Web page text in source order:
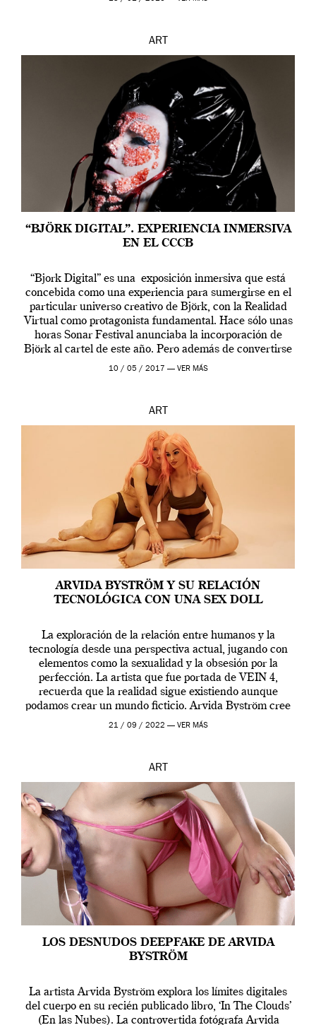
ART
“BJÖRK DIGITAL”. EXPERIENCIA INMERSIVA
EN EL CCCB
“Bjork Digital” es una exposición inmersiva que está
concebida como una experiencia para sumergirse en el
particular universo creativo de Björk, con la Realidad
Virtual como protagonista fundamental. Hace sólo unas
horas Sonar Festival anunciaba la incorporación de
Björk al cartel de este año. Pero además de convertirse
en una de las actuaciones más relevantes […]
10 / 05 / 2017 — VER MÁS
ART
ARVIDA BYSTRÖM Y SU RELACIÓN
TECNOLÓGICA CON UNA SEX DOLL
La exploración de la relación entre humanos y la
tecnología desde una perspectiva actual, jugando con
elementos como la sexualidad y la obsesión por la
perfección. La artista que fue portada de VEIN 4,
recuerda que la realidad sigue existiendo aunque
podamos crear un mundo ficticio. Arvida Byström cree
que los humanos tienen un complejo […]
21 / 09 / 2022 — VER MÁS
ART
LOS DESNUDOS DEEPFAKE DE ARVIDA
BYSTRÖM
La artista Arvida Byström explora los límites digitales
del cuerpo en su recién publicado libro, ‘In The Clouds’
(En las Nubes). La controvertida fotógrafa Arvida